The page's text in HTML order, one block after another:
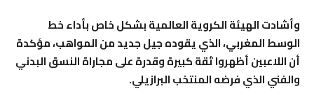
وأشادت الهيئة الكروية العالمية بشكل خاص بأداء خط
الوسط المغربي، الذي يقوده جيل جديد من المواهب، مؤكدة
أن اللاعبين أظهروا ثقة كبيرة وقدرة على مجاراة النسق البدني
والفني الذي فرضه المنتخب البرازيلي.